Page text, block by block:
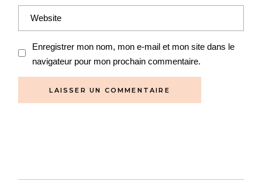
Enregistrer mon nom, mon e-mail et mon site dans le
navigateur pour mon prochain commentaire.
LAISSER UN COMMENTAIRE